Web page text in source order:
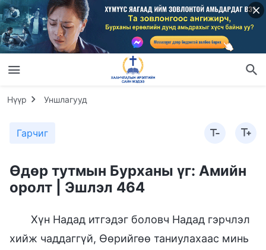
Нүүр Уншлагууд
Гарчиг
Өдөр тутмын Бурханы үг: Амийн
оролт | Эшлэл 464
Хүн Надад итгэдэг боловч Надад гэрчлэл
хийж чаддаггүй, Өөрийгөө таниулахаас минь